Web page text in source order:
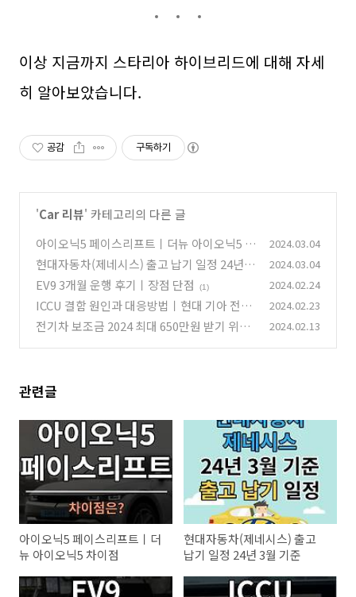
이상 지금까지 스타리아 하이브리드에 대해 자세
히 알아보았습니다.
공감 구독하기
'Car 리뷰' 카테고리의 다른 글
아이오닉5 페이스리프트ㅣ더뉴 아이오닉5 차
이점
(0)
2024.03.04
현대자동차(제네시스) 출고 납기 일정 24년 3
월 기준
(0)
2024.03.04
EV9 3개월 운행 후기ㅣ장점 단점 (1) 2024.02.24
ICCU 결함 원인과 대응방법ㅣ현대 기아 전기
차 iccu 문제 (0)
2024.02.23
전기차 보조금 2024 최대 650만원 받기 위한
2024.02.13
관련글
아이오닉5 페이스리프트ㅣ더
뉴 아이오닉5 차이점
현대자동차(제네시스) 출고
납기 일정 24년 3월 기준